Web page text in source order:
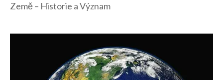
Země – Historie a Význam